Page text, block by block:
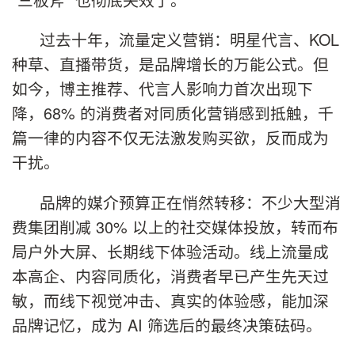
过去十年，流量定义营销：明星代言、KOL
种草、直播带货，是品牌增长的万能公式。但
如今，博主推荐、代言人影响力首次出现下
降，68% 的消费者对同质化营销感到抵触，千
篇一律的内容不仅无法激发购买欲，反而成为
干扰。
品牌的媒介预算正在悄然转移：不少大型消
费集团削减 30% 以上的社交媒体投放，转而布
局户外大屏、长期线下体验活动。线上流量成
本高企、内容同质化，消费者早已产生先天过
敏，而线下视觉冲击、真实的体验感，能加深
品牌记忆，成为 AI 筛选后的最终决策砝码。